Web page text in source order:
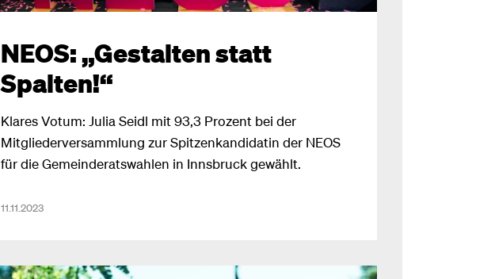
NEOS: „Gestalten statt
Spalten!“
Klares Votum: Julia Seidl mit 93,3 Prozent bei der
Mitgliederversammlung zur Spitzenkandidatin der NEOS
für die Gemeinderatswahlen in Innsbruck gewählt.
11.11.2023